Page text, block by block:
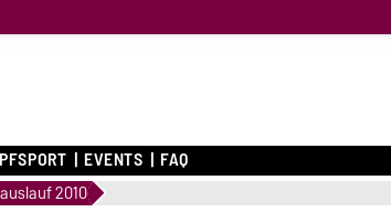
EVENTS FAQ
2010